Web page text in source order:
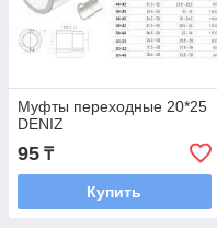
Муфты переходные 20*25
DENIZ
95 ₸
Купить